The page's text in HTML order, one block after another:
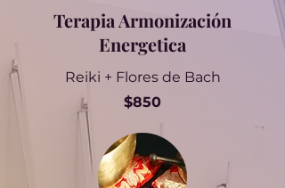
Terapia Armonización
Energetica
Reiki + Flores de Bach
$850